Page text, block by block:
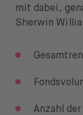
mit dabei,
Sherwin
Anzahl